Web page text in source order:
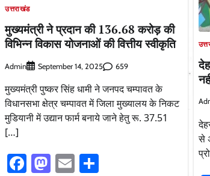
उत्तराखंड
मुख्यमंत्री ने प्रदान की 136.68 करोड़ की
विभिन्न विकास योजनाओं की वित्तीय स्वीकृति
Admin September 14, 2025 659
मुख्यमंत्री पुष्कर सिंह धामी ने जनपद चम्पावत के
विधानसभा क्षेत्र चम्पावत में जिला मुख्यालय के निकट
मुडियानी में उद्यान फार्म बनाये जाने हेतु रू. 37.51
[…]
Facebook
Mastodon
Email
से